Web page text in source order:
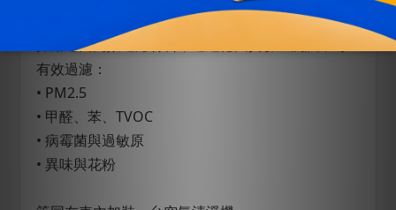
💡 為什麼選擇 LINK 濾網？
採用進口高效過濾材料，通過德國實驗室測試，可
有效過濾：
• PM2.5
• 甲醛、苯、TVOC
• 病霉菌與過敏原
• 異味與花粉